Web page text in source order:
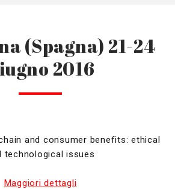
(Spagna) 21-24
2016
and consumer benefits: ethical
technological issues
Maggiori dettagli